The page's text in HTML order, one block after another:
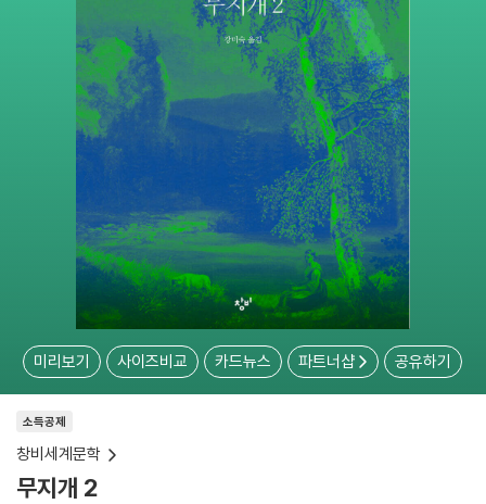
미리보기 사이즈비교 카드뉴스 파트너샵 공유하기
소득공제
창비세계문학
무지개 2